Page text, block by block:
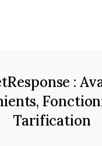
:
Tarification